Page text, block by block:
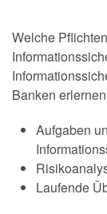
Welche
Banken
Aufgaben
Laufende